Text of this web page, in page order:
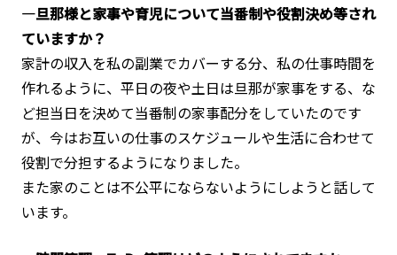
―旦那様と家事や育児について当番制や役割決め等され
ていますか？
家計の収入を私の副業でカバーする分、私の仕事時間を
作れるように、平日の夜や土日は旦那が家事をする、な
ど担当日を決めて当番制の家事配分をしていたのです
が、今はお互いの仕事のスケジュールや生活に合わせて
役割で分担するようになりました。
また家のことは不公平にならないようにしようと話して
います。